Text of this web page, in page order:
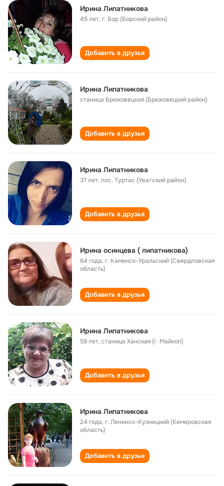
Ирина Липатникова
45 лет,г. Бор (Борский район)
Добавить в друзья
Ирина Липатникова
станица Брюховецкая (Брюховецкий район)
Добавить в друзья
Ирина Липатникова
37 лет,пос. Туртас (Уватский район)
Добавить в друзья
Ирина осинцева ( липатникова)
64 года,г. Каменск-Уральский (Свердловская
область)
Добавить в друзья
Ирина Липатникова
59 лет,станица Ханская (г. Майкоп)
Добавить в друзья
Ирина Липатникова
24 года,г. Ленинск-Кузнецкий (Кемеровская
область)
Добавить в друзья